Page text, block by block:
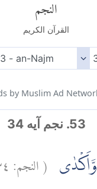
القرآن الكريم
by Muslim Ad
53. نجم آیه 34
(النجم: